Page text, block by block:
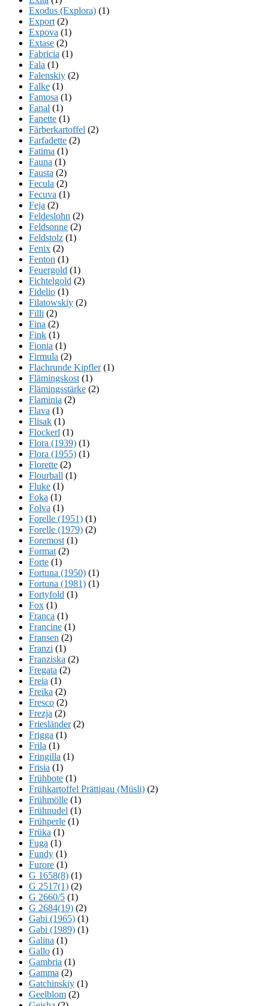
Exodus (Explora) (1)
Export (2)
Expova (1)
Extase (2)
Fabricia (1)
Fala (1)
Falenskiy (2)
Falke (1)
Famosa (1)
Fanal (1)
Fanette (1)
Färberkartoffel (2)
Farfadette (2)
Fatima (1)
Fauna (1)
Fausta (2)
Fecula (2)
Fecuva (1)
Feja (2)
Feldeslohn (2)
Feldsonne (2)
Feldstolz (1)
Fenix (2)
Fenton (1)
Feuergold (1)
Fichtelgold (2)
Fidelio (1)
Filatowskiy (2)
Filli (2)
Fina (2)
Fink (1)
Fionia (1)
Firmula (2)
Flachrunde Kipfler(1)
Flämingskost (1)
Flämingsstärke (2)
Flaminia (2)
Flava (1)
Flisak (1)
Flockerl (1)
Flora (1939) (1)
Flora (1955) (1)
Florette (2)
Flourball (1)
Fluke (1)
Foka (1)
Folva (1)
Forelle (1951) (1)
Forelle (1979) (2)
Foremost (1)
Format (2)
Forte (1)
Fortuna (1950) (1)
Fortuna (1981) (1)
Fortyfold (1)
Fox (1)
Franca (1)
Francine (1)
Fransen (2)
Franzi (1)
Franziska (2)
Fregata (2)
Freia (1)
Freika (2)
Fresco (2)
Frezja (2)
Friesländer(2)
Frigga (1)
Frila (1)
Fringilla (1)
Frisia (1)
Frühbote (1)
Frühkartoffel Prättigau (Müsli) (2)
Frühmölle (1)
Frühnudel (1)
Frühperle (1)
Früka (1)
Fuga (1)
Fundy (1)
Furore (1)
G 1658(8) (1)
G 2517(1) (2)
G 2660/5 (1)
G 2684(19) (2)
Gabi (1965) (1)
Gabi (1989) (1)
Galina (1)
Gallo (1)
Gambria (1)
Gamma (2)
Gatchinskiy (1)
Geelblom (2)